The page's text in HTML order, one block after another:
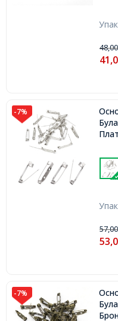
-7%
-7%